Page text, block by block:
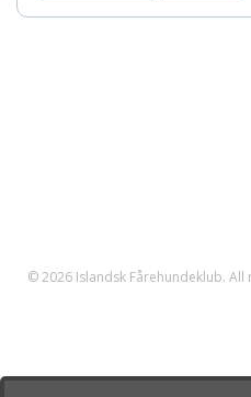
© 2026 Islandsk Fårehundeklub. All
læse mere om den islandske